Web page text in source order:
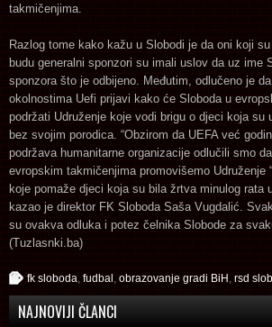
takmičenjima.
Razlog tome kako kažu u Slobodi je da oni koji
budu generalni sponzori su imali uslov da uz ime
sponzora što je odbijeno. Međutim, odlučeno je
okolnostima Uefi prijavi kako će Sloboda u
podržati Udruženje koje vodi brigu o djeci koja su
bez svojim porodica. “Obzirom da UEFA već
podržava humanitarne organizacije odlučili smo
evropskim takmičenjima promovišemo Udruženje
koje pomaže djeci koja su bila žrtva minulog rata
kazao je direktor FK Sloboda Saša Vugdalić.
su ovakva odluka i potez čelnika Slobode za
(Tuzlasnki.ba)
fk sloboda fudbal obrazovanje gradi BiH rsd
NAJNOVIJI ČLANCI